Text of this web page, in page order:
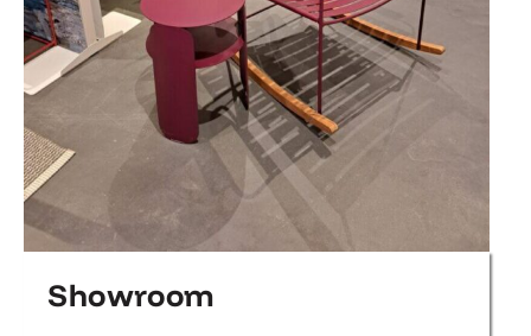
Showroom